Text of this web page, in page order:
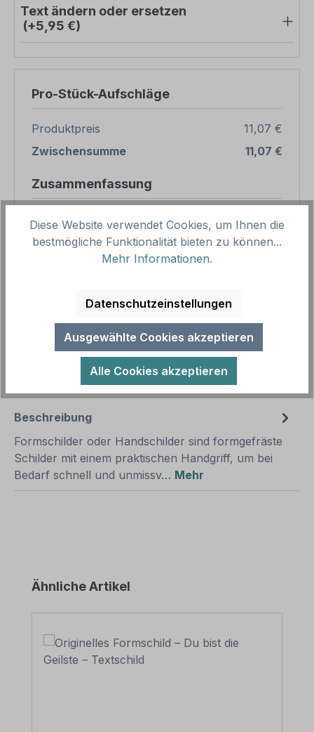
Text ändern oder ersetzen
(+5,95 €)
Pro-Stück-Aufschläge
Produktpreis
11,07 €
Zwischensumme
11,07 €
Zusammenfassung
Gesamtpreis
11,07 €
Preise inkl. MwSt. zzgl. Versandkosten
Aufgrund von Neuberechnungen im Warenkorb sind
Produkt Anzahl: Gib den
Produktnummer:SH19740
Vorlagenummer: FUN-HS-81
Beschreibung
Formschilder oder Handschilder sind formgefräste
Schilder mit einem praktischen Handgriff, um bei
Bedarf schnell und unmissv… Mehr
Produktgalerie überspringen
Ähnliche Artikel
Diese Website verwendet Cookies, um Ihnen die
bestmögliche Funktionalität bieten zu können...
Mehr Informationen.
Datenschutzeinstellungen
Ausgewählte Cookies akzeptieren
Alle Cookies akzeptieren